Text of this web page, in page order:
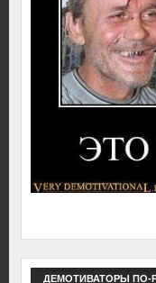
ДЕМОТИВАТОРЫ ПО-